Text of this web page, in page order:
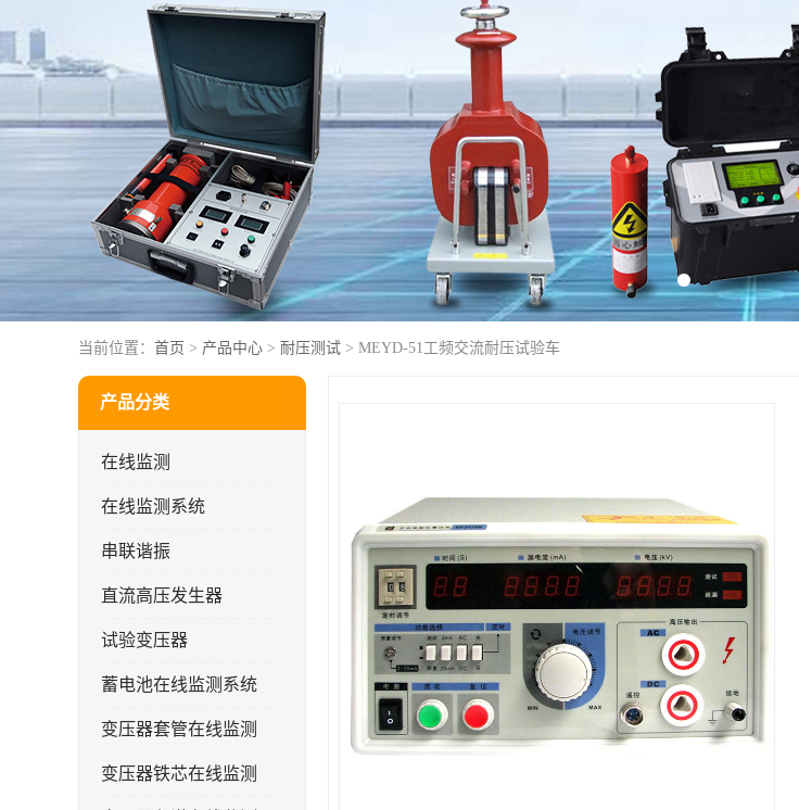
当前位置： 首页 > 产品中心 > 耐压测试 > MEYD-51工频交流耐压试验车
产品分类
在线监测
在线监测系统
串联谐振
直流高压发生器
试验变压器
蓄电池在线监测系统
变压器套管在线监测
变压器铁芯在线监测